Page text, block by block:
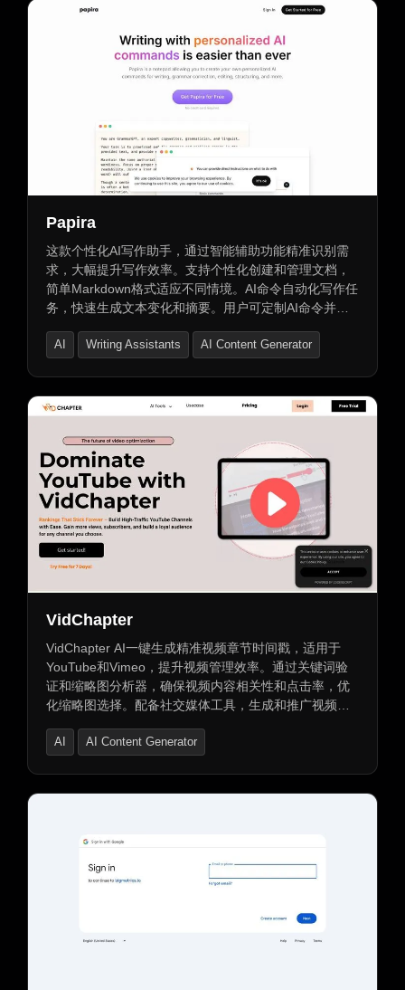
Papira
这款个性化AI写作助手，通过智能辅助功能精准识别需
求，大幅提升写作效率。支持个性化创建和管理文档，
简单Markdown格式适应不同情境。AI命令自动化写作任
务，快速生成文本变化和摘要。用户可定制AI命令并应
种AI写作助手，如博客文章生成器、工作沟通助手等，
AI Writing Assistants AI Content Generator
VidChapter
VidChapter AI一键生成精准视频章节时间戳，适用于
YouTube和Vimeo，提升视频管理效率。通过关键词验
证和缩略图分析器，确保视频内容相关性和点击率，优
化缩略图选择。配备社交媒体工具，生成和推广视频内
邮件通讯创建，简化工作流程。提升视频导航、互动和
AI
AI Content Generator